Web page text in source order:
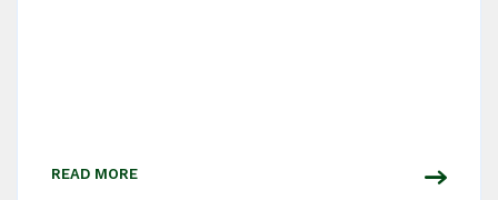
READ MORE